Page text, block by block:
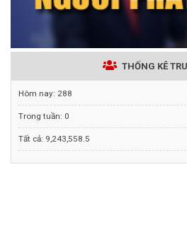
THỐNG KÊ
Hôm nay: 288
Trong tuần: 0
Tất cả: 9,243,558.5